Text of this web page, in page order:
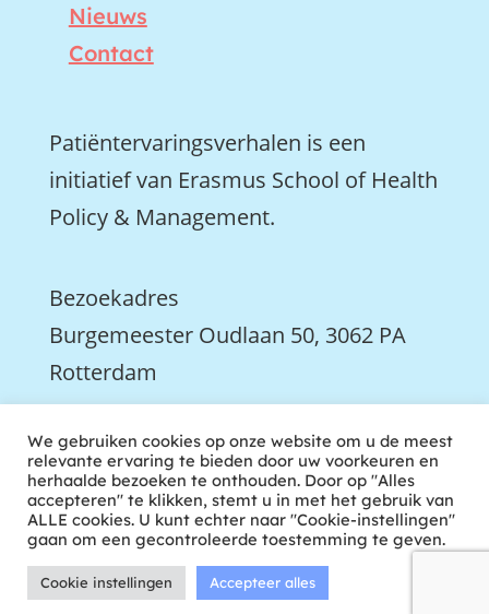
Nieuws
Contact
Patiëntervaringsverhalen is een
initiatief van Erasmus School of Health
Policy & Management.
Bezoekadres
Burgemeester Oudlaan 50, 3062 PA
Rotterdam
 We zijn ook actief op LinkedIn
ontwikkeld door tweekoppig
We gebruiken cookies op onze website om u de meest
relevante ervaring te bieden door uw voorkeuren en
herhaalde bezoeken te onthouden. Door op "Alles
accepteren" te klikken, stemt u in met het gebruik van
ALLE cookies. U kunt echter naar "Cookie-instellingen"
gaan om een gecontroleerde toestemming te geven.
Cookie instellingen Accepteer alles